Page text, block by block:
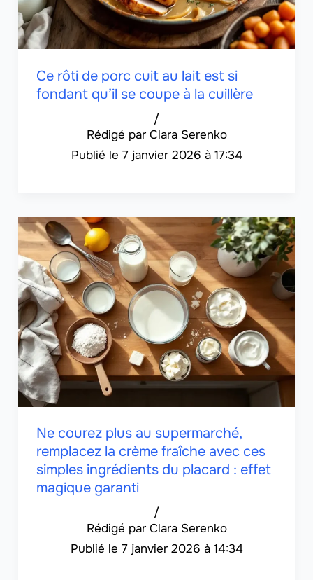
Ce rôti de porc cuit au lait est si
fondant qu’il se coupe à la cuillère
Clara Serenko
/
7 janvier 2026 à 17:34
Ne courez plus au supermarché,
remplacez la crème fraîche avec ces
simples ingrédients du placard : effet
magique garanti
Clara Serenko
/
7 janvier 2026 à 14:34